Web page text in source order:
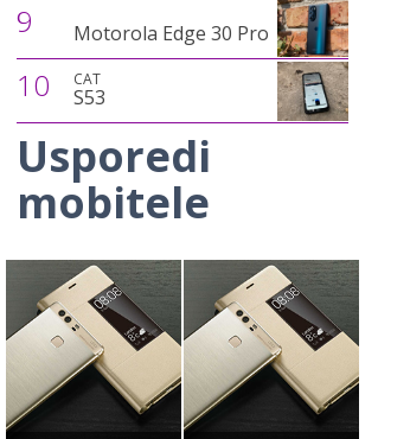
9 Motorola Edge 30 Pro
10 CAT
S53
Usporedi
mobitele